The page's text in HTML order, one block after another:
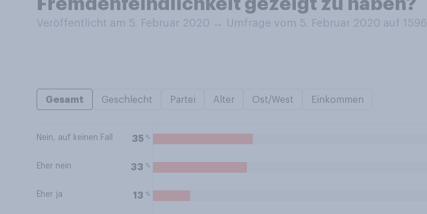
Fremdenfeindlichkeit gezeigt zu haben?
Veröffentlicht am 5. Februar 2020 → Umfrage vom 5. Februar 2020 auf 1596
Gesamt Geschlecht Partei Alter Ost/West Einkommen
Nein, auf keinen Fall 35 %
Eher nein 33 %
Eher ja 13 %